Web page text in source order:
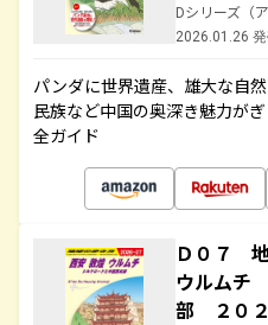
Dシリーズ（
2026.01.26
パンダに世界遺産、雄大な自
民族など中国の奥深き魅力が
全ガイド
Ｄ０７
ウルムチ
部 ２０２